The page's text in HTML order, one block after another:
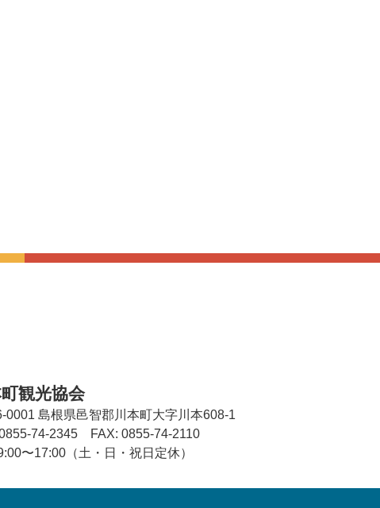
観光協会
0001 島根県邑智郡川本町大字川本608-1
74-2345
FAX: 0855-74-2110
〜17:00（土・日・祝日定休）